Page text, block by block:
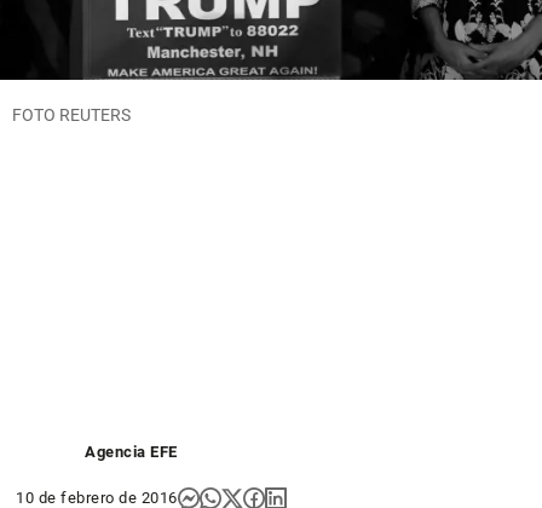
FOTO REUTERS
Agencia EFE
10 de febrero de 2016